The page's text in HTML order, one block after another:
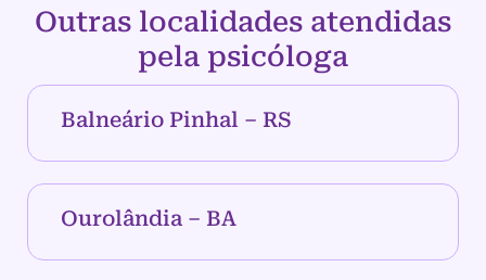
Outras localidades atendidas
pela psicóloga
Balneário Pinhal – RS
Ourolândia – BA